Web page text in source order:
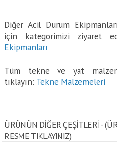
Diğer Acil Durum
için kategorimizi ziyaret
Ekipmanları
Tüm tekne ve yat
tıklayın: Tekne Malzemeleri
ÜRÜNÜN DİĞER ÇEŞİTLERİ -
RESME TIKLAYINIZ)